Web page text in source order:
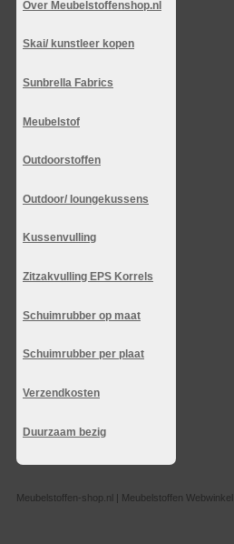
Over Meubelstoffenshop.nl
Skai/ kunstleer kopen
Sunbrella Fabrics
Meubelstof
Outdoorstoffen
Outdoor/ loungekussens
Kussenvulling
Zitzakvulling EPS Korrels
Schuimrubber op maat
Schuimrubber per plaat
Verzendkosten
Duurzaam bezig
Meubelstoffen-shop.nl | Meubelstoffen Webwinkel